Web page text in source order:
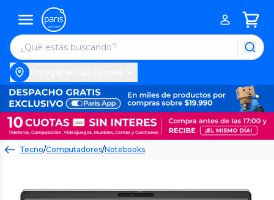
Tecno/Computadores/Notebooks